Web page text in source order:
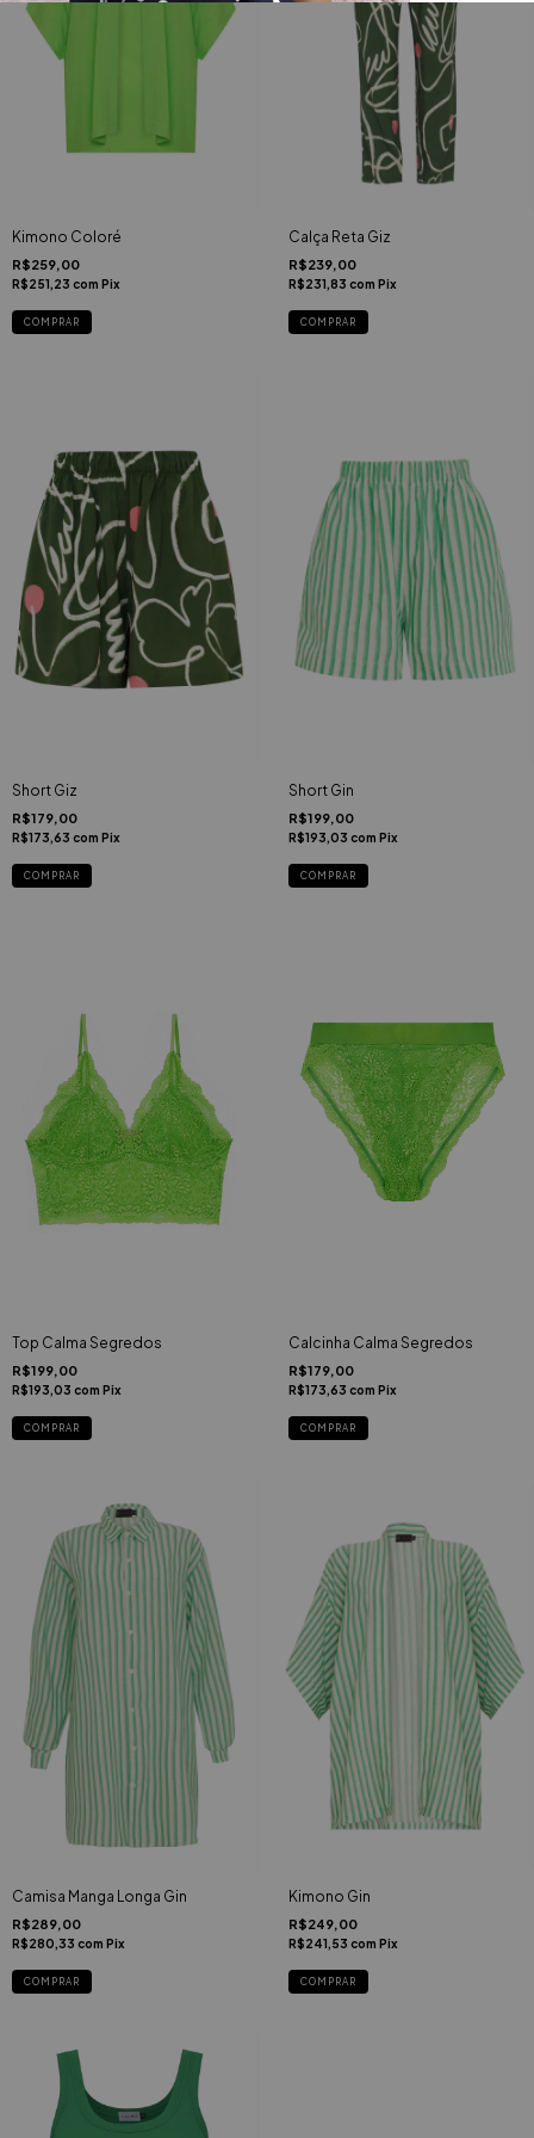
Kimono Coloré
R$259,00
R$251,23 com Pix
COMPRAR
Calça Reta Giz
R$239,00
R$231,83 com Pix
COMPRAR
Short Giz
R$179,00
R$173,63 com Pix
COMPRAR
Short Gin
R$199,00
R$193,03 com Pix
COMPRAR
Top Calma Segredos
R$199,00
R$193,03 com Pix
COMPRAR
Calcinha Calma Segredos
R$179,00
R$173,63 com Pix
COMPRAR
Camisa Manga Longa Gin
R$289,00
R$280,33 com Pix
COMPRAR
Kimono Gin
R$249,00
R$241,53 com Pix
COMPRAR